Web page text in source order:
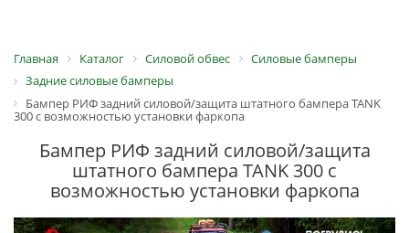
Главная Каталог Силовой обвес
Силовые бамперы
Задние силовые бамперы
Бампер РИФ задний силовой/защита штатного бампера TANK
300 с возможностью установки фаркопа
Бампер РИФ задний силовой/защита
штатного бампера TANK 300 с
возможностью установки фаркопа